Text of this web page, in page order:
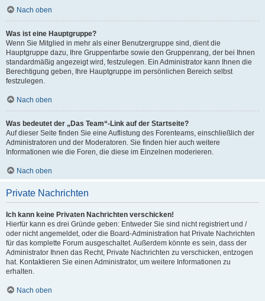
Nach oben
Was ist eine Hauptgruppe?
Wenn Sie Mitglied in mehr als einer Benutzergruppe sind, dient die
Hauptgruppe dazu, Ihre Gruppenfarbe sowie den Gruppenrang, der bei Ihnen
standardmäßig angezeigt wird, festzulegen. Ein Administrator kann Ihnen die
Berechtigung geben, Ihre Hauptgruppe im persönlichen Bereich selbst
festzulegen.
Nach oben
Was bedeutet der „Das Team“-Link auf der Startseite?
Auf dieser Seite finden Sie eine Auflistung des Forenteams, einschließlich der
Administratoren und der Moderatoren. Sie finden hier auch weitere
Informationen wie die Foren, die diese im Einzelnen moderieren.
Nach oben
Private Nachrichten
Ich kann keine Privaten Nachrichten verschicken!
Hierfür kann es drei Gründe geben: Entweder Sie sind nicht registriert und /
oder nicht angemeldet, oder die Board-Administration hat Private Nachrichten
für das komplette Forum ausgeschaltet. Außerdem könnte es sein, dass der
Administrator Ihnen das Recht, Private Nachrichten zu verschicken, entzogen
hat. Kontaktieren Sie einen Administrator, um weitere Informationen zu
erhalten.
Nach oben